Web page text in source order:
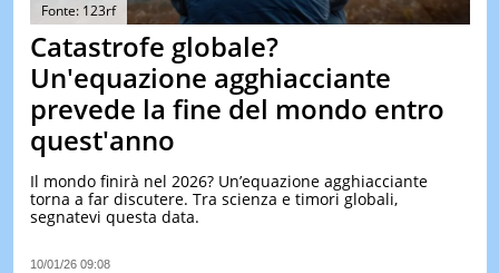
&
TEST
Fonte: 123rf
Catastrofe globale?
Un'equazione agghiacciante
prevede la fine del mondo entro
quest'anno
Il mondo finirà nel 2026? Un’equazione agghiacciante
torna a far discutere. Tra scienza e timori globali,
segnatevi questa data.
10/01/26 09:08